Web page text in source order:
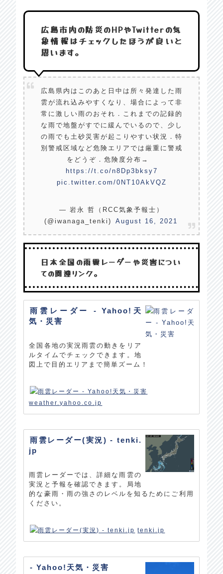
広島市内の防災のHPやTwitterの気
象情報はチェックしたほうが良いと
思います。
広島県内はこのあと日中は所々発達した雨
雲が流れ込みやすくなり、場合によって非
常に激しい雨のおそれ．これまでの記録的
な雨で地盤がすでに緩んでいるので、少し
の雨でも土砂災害が起こりやすい状況．特
別警戒区域など危険エリアでは厳重に警戒
をどうぞ．危険度分布→
https://t.co/n8Dp3bksy7
pic.twitter.com/0NT10AkVQZ
— 岩永 哲（RCC気象予報士）
(@iwanaga_tenki)
August 16, 2021
日本全国の雨雲レーダーや災害につい
ての関連リンク。
雨雲レーダー - Yahoo!天
気・災害
全国各地の実況雨雲の動きをリア
ルタイムでチェックできます。地
図上で目的エリアまで簡単ズーム！
weather.yahoo.co.jp
雨雲レーダー(実況) - tenki.
jp
雨雲レーダーでは、詳細な雨雲の
実況と予報を確認できます。局地
的な豪雨・雨の強さのレベルを知るためにご利用
ください。
tenki.jp
- Yahoo!天気・災害